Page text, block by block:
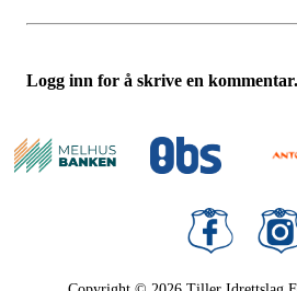
Logg inn for å skrive en kommentar.